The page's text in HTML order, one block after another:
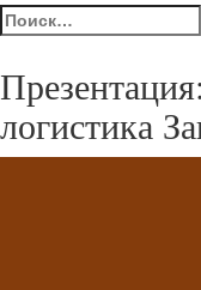
Найти:
логистика